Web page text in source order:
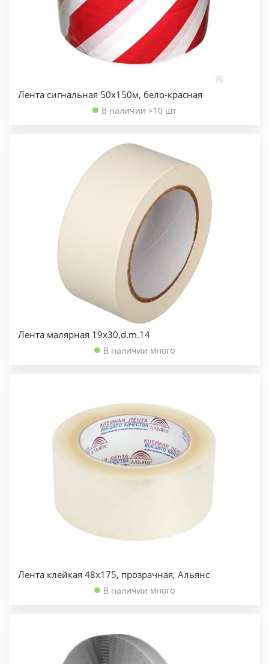
Лента сигнальная 50х150м, бело-красная
В наличии >10 шт
Лента малярная 19х30,d.m.14
В наличии много
Лента клейкая 48х175, прозрачная, Альянс
В наличии много